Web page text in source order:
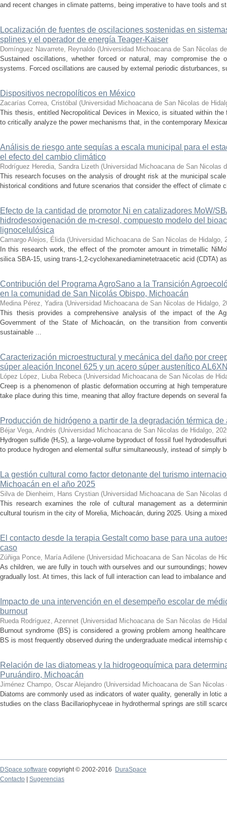
and recent changes in climate patterns, being imperative to have tools and
Localización de fuentes de oscilaciones sostenidas en
splines y el operador de energía Teager-Kaiser
Domínguez Navarrete, Reynaldo (Universidad Michoacana de San Nicolas
Sustained oscillations, whether forced or natural, may compromise the
systems. Forced oscillations are caused by external periodic disturbances,
Dispositivos necropolíticos en México
Zacarías Correa, Cristóbal (Universidad Michoacana de San Nicolas de
This thesis, entitled Necropolitical Devices in Mexico, is situated within
to critically analyze the power mechanisms that, in the contemporary
Análisis de riesgo ante sequías a escala municipal para el
el efecto del cambio climático
Rodríguez Heredia, Sandra Lizeth (Universidad Michoacana de San Nicolas
This research focuses on the analysis of drought risk at the municipal
historical conditions and future scenarios that consider the effect of climate
Efecto de la cantidad de promotor Ni en catalizadores MoW/
hidrodesoxigenación de m-cresol, compuesto modelo del
lignocelulósica
Camargo Alejos, Élida (Universidad Michoacana de San Nicolas de Hidalgo,
In this research work, the effect of the promoter amount in trimetallic
silica SBA-15, using trans-1,2-cyclohexanediaminetetraacetic acid (CDTA)
Contribución del Programa AgroSano a la Transición
en la comunidad de San Nicolás Obispo, Michoacán
Medina Pérez, Yadira (Universidad Michoacana de San Nicolas de Hidalgo,
This thesis provides a comprehensive analysis of the impact of the
Government of the State of Michoacán, on the transition from
sustainable ...
Caracterización microestructural y mecánica del daño por
súper aleación Inconel 625 y un acero súper austenítico
López López, Liuba Rebeca (Universidad Michoacana de San Nicolas de
Creep is a phenomenon of plastic deformation occurring at high
take place during this time, meaning that alloy fracture depends on several
Producción de hidrógeno a partir de la degradación térmica
Béjar Vega, Andrés (Universidad Michoacana de San Nicolas de Hidalgo,
Hydrogen sulfide (H₂S), a large-volume byproduct of fossil fuel
to produce hydrogen and elemental sulfur simultaneously, instead of simply
La gestión cultural como factor detonante del turismo
Michoacán en el año 2025
Silva de Dienheim, Hans Crystian (Universidad Michoacana de San Nicolas
This research examines the role of cultural management as a
cultural tourism in the city of Morelia, Michoacán, during 2025. Using a
El contacto desde la terapia Gestalt como base para una
caso
Zúñiga Ponce, María Adilene (Universidad Michoacana de San Nicolas de
As children, we are fully in touch with ourselves and our surroundings;
gradually lost. At times, this lack of full interaction can lead to imbalance
Impacto de una intervención en el desempeño escolar de
burnout
Rueda Rodríguez, Azennet (Universidad Michoacana de San Nicolas de
Burnout syndrome (BS) is considered a growing problem among
BS is most frequently observed during the undergraduate medical
Relación de las diatomeas y la hidrogeoquímica para
Puruándiro, Michoacán
Jiménez Champo, Oscar Alejandro (Universidad Michoacana de San Nicolas
Diatoms are commonly used as indicators of water quality, generally in
studies on the class Bacillariophyceae in hydrothermal springs are still
DSpace software copyright © 2002-2016
DuraSpace
Contacto
Sugerencias